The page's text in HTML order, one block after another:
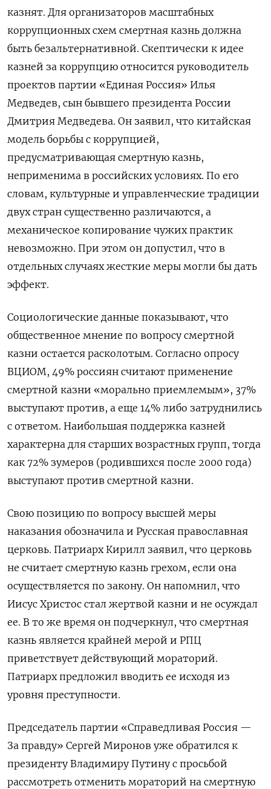
казнят. Для организаторов масштабных
коррупционных схем смертная казнь должна
быть безальтернативной. Скептически к идее
казней за коррупцию относится руководитель
проектов партии «Единая Россия» Илья
Медведев, сын бывшего президента России
Дмитрия Медведева. Он заявил, что китайская
модель борьбы с коррупцией,
предусматривающая смертную казнь,
неприменима в российских условиях. По его
словам, культурные и управленческие традиции
двух стран существенно различаются, а
механическое копирование чужих практик
невозможно. При этом он допустил, что в
отдельных случаях жесткие меры могли бы дать
эффект.
Социологические данные показывают, что
общественное мнение по вопросу смертной
казни остается расколотым. Согласно опросу
ВЦИОМ, 49% россиян считают применение
смертной казни «морально приемлемым», 37%
выступают против, а еще 14% либо затруднились
с ответом. Наибольшая поддержка казней
характерна для старших возрастных групп, тогда
как 72% зумеров (родившихся после 2000 года)
выступают против смертной казни.
Свою позицию по вопросу высшей меры
наказания обозначила и Русская православная
церковь. Патриарх Кирилл заявил, что церковь
не считает смертную казнь грехом, если она
осуществляется по закону. Он напомнил, что
Иисус Христос стал жертвой казни и не осуждал
ее. В то же время он подчеркнул, что смертная
казнь является крайней мерой и РПЦ
приветствует действующий мораторий.
Патриарх предложил вводить ее исходя из
уровня преступности.
Председатель партии «Справедливая Россия —
За правду» Сергей Миронов уже обратился к
президенту Владимиру Путину с просьбой
рассмотреть отменить мораторий на смертную